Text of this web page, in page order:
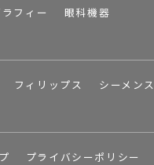
フィー
眼科機器
フィリップス
シーメンス
プライバシーポリシー